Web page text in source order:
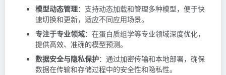
模型动态管理：支持动态加载和管理多种模型，便于快
速切换和更新，适应不同应用场景。
专注于专业领域：在蛋白质组学等专业领域深度优化，
提供高效、准确的模型预测。
数据安全与隐私保护：通过加密传输和本地部署，确保
数据在传输和存储过程中的安全性和隐私性。